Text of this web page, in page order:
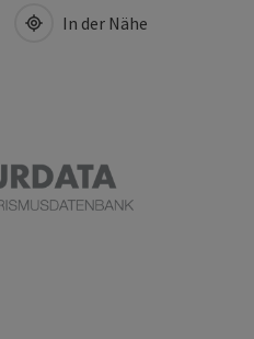
In der Nähe